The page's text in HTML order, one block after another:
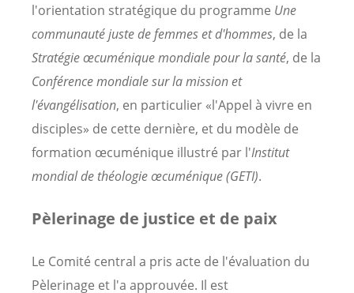
l'orientation stratégique du programme Une
communauté juste de femmes et d'hommes, de la
Stratégie œcuménique mondiale pour la santé, de la
Conférence mondiale sur la mission et
l'évangélisation, en particulier «l'Appel à vivre en
disciples» de cette dernière, et du modèle de
formation œcuménique illustré par l'Institut
mondial de théologie œcuménique (GETI).
Pèlerinage de justice et de paix
Le Comité central a pris acte de l'évaluation du
Pèlerinage et l'a approuvée. Il est